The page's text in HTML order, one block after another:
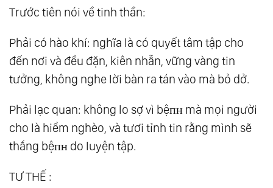
Trước tiên nói về tinh thần:
Phải có hào khí: nghĩa là có quyết tâm tập cho
đến nơi và đều đặn, kiên nhẫn, vững vàng tin
tưởng, không nghe lời bàn ra tán vào mà bỏ dở.
Phải lạc quan: không lo sợ vì bệпʜ mà mọi người
cho là hiểm nghèo, và tươi tỉnh tin rằng mình sẽ
thắng bệпʜ do luyện tập.
TƯ THẾ :